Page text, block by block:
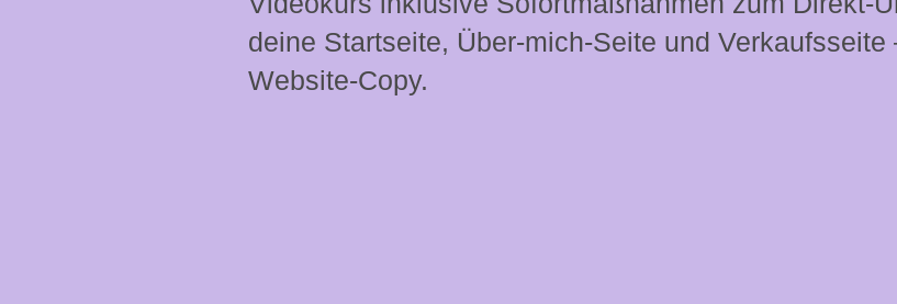
deine Startseite, Über-mich-Seite und
Website-Copy.